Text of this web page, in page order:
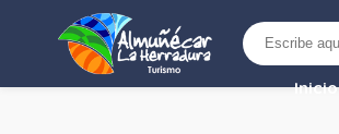
Inicio
El registro ha sido desactivado.